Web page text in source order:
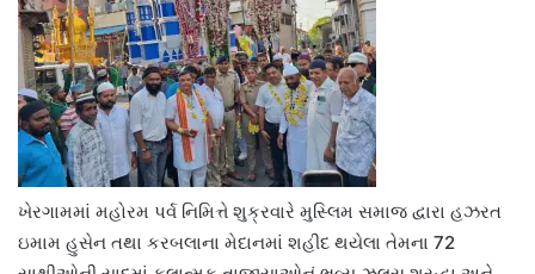
ખેરગામમાં મહોરમ પર્વ નિમિત્તે શુક્રવારે મુસ્લિમ સમાજ દ્વારા હઝરત
ઇમામ હુસેન તથા કરબલાના મેદાનમાં શહીદ થયેલા તેમના 72